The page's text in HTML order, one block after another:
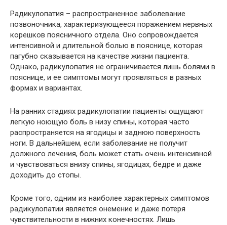
Радикулопатия – распространенное заболевание
позвоночника, характеризующееся поражением нервных
корешков поясничного отдела. Оно сопровождается
интенсивной и длительной болью в пояснице, которая
пагубно сказывается на качестве жизни пациента.
Однако, радикулопатия не ограничивается лишь болями в
пояснице, и ее симптомы могут проявляться в разных
формах и вариантах.
На ранних стадиях радикулопатии пациенты ощущают
легкую ноющую боль в низу спины, которая часто
распространяется на ягодицы и заднюю поверхность
ноги. В дальнейшем, если заболевание не получит
должного лечения, боль может стать очень интенсивной
и чувствоваться внизу спины, ягодицах, бедре и даже
доходить до стопы.
Кроме того, одним из наиболее характерных симптомов
радикулопатии является онемение и даже потеря
чувствительности в нижних конечностях. Лишь